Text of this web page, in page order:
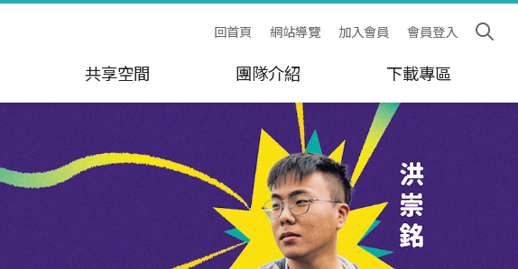
回首頁 網站導覽 加入會員 會員登入
共享空間 團隊介紹 下載專區